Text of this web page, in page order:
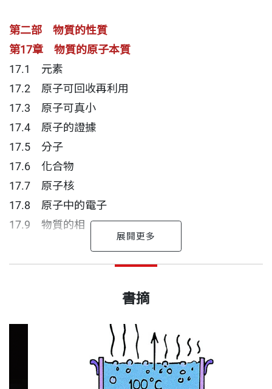
物質三態的轉變，看似平常不過，
背後的過程卻非常奧妙複雜。
世間所有系統都會變得愈來愈混亂無序，那麼人類還
有明天嗎？
熱力學原理將為你一一道來。
讀者好評：
這是我讀過最棒的物理參考書，
也是唯一能讓我搞懂
物理老師上課到底在講些什麼的寶典。
我從國中就開始讀《觀念物理》，
或是請老師建議學校圖書館，多買幾套吧。
第二部 物質的性質
第17章 物質的原子本質
17.1 元素
17.2 原子可回收再利用
17.3 原子可真小
17.4 原子的證據
17.5 分子
17.6 化合物
17.7 原子核
17.8 原子中的電子
17.9 物質的相
第18章 固體
高中時夢想當個拳擊手，畢業後開始學漫畫，後來從
麻州羅爾技術學院就讀物理系，是班上年紀最大的學
生。1964年，取得猶他州立大學科學教育與物理雙主
修的碩士學位，便到舊金山城市學院開始教學生涯，
BWS210
出版社 天下文化
書摘